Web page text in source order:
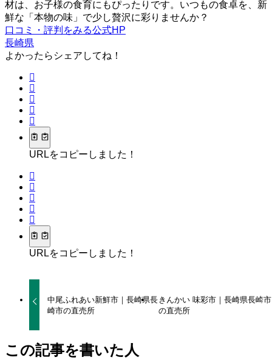
材は、お子様の食育にもぴったりです。いつもの食卓を、新
鮮な「本物の味」で少し贅沢に彩りませんか？
口コミ・評判をみる公式HP
長崎県
よかったらシェアしてね！
URLをコピーしました！
URLをコピーしました！
中尾ふれあい新鮮市｜長崎県長
崎市の直売所
きんかい 味彩市｜長崎県長崎市
の直売所
この記事を書いた人